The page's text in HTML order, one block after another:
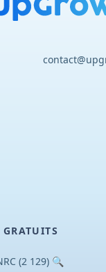
🔍 Codes CNRC (2 129)